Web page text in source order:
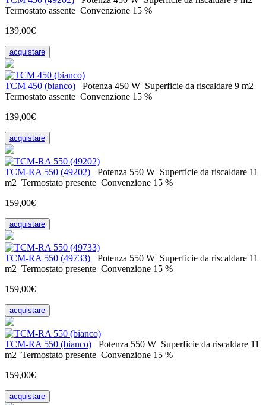
Termostato assente Convenzione 15 %
139,00€
acquistare
ТСМ 450 (bianco) Potenza 450 W Superficie da riscaldare 9 m2
Termostato assente Convenzione 15 %
139,00€
acquistare
ТСМ-RA 550 (49202) Potenza 550 W Superficie da riscaldare 11
m2 Termostato presente Convenzione 15 %
159,00€
acquistare
ТСМ-RA 550 (49733) Potenza 550 W Superficie da riscaldare 11
m2 Termostato presente Convenzione 15 %
159,00€
acquistare
ТСМ-RA 550 (bianco) Potenza 550 W Superficie da riscaldare 11
m2 Termostato presente Convenzione 15 %
159,00€
acquistare